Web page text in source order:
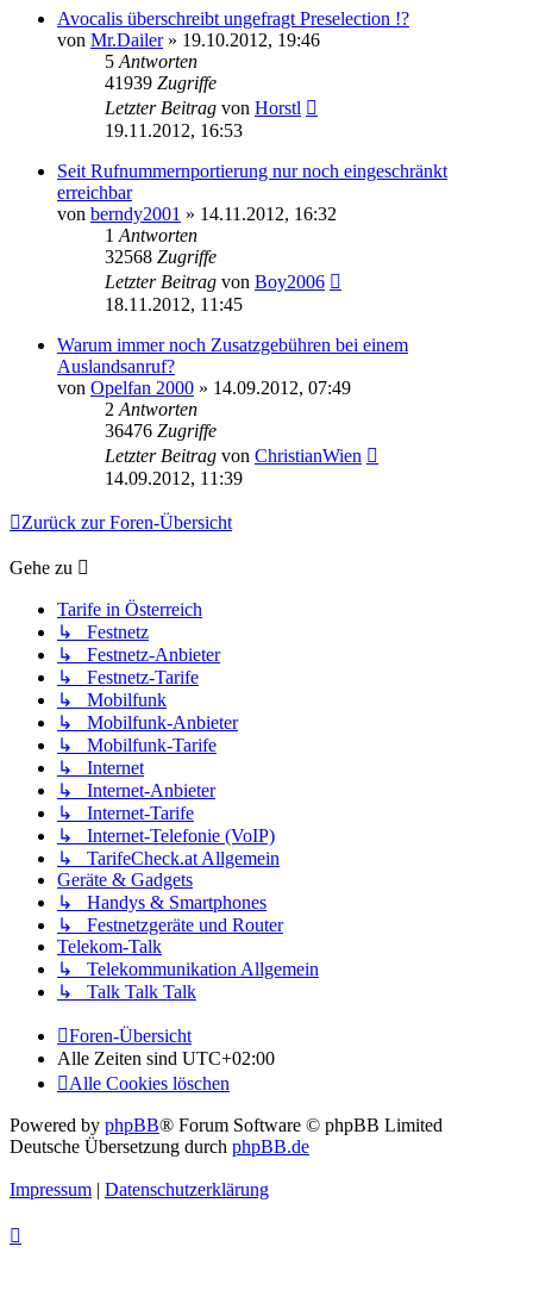
Avocalis überschreibt ungefragt Preselection !?
von Mr.Dailer» 19.10.2012, 19:46
5 Antworten
41939 Zugriffe
Letzter Beitrag von Horstl
19.11.2012, 16:53
Seit Rufnummernportierung nur noch eingeschränkt
erreichbar
von berndy2001 » 14.11.2012, 16:32
1 Antworten
32568 Zugriffe
Letzter Beitrag von Boy2006
18.11.2012, 11:45
Warum immer noch Zusatzgebühren bei einem
Auslandsanruf?
von Opelfan 2000 » 14.09.2012, 07:49
2 Antworten
36476 Zugriffe
Letzter Beitrag von ChristianWien
14.09.2012, 11:39
Zurück zur Foren-Übersicht
Gehe zu
Tarife in Österreich
↳ Festnetz
↳ Festnetz-Anbieter
↳ Festnetz-Tarife
↳ Mobilfunk
↳ Mobilfunk-Anbieter
↳ Mobilfunk-Tarife
↳ Internet
↳ Internet-Anbieter
↳ Internet-Tarife
↳ Internet-Telefonie (VoIP)
↳ TarifeCheck.at Allgemein
Geräte & Gadgets
↳ Handys & Smartphones
↳ Festnetzgeräte und Router
Telekom-Talk
↳ Telekommunikation Allgemein
↳ Talk Talk Talk
Foren-Übersicht
Alle Zeiten sind UTC+02:00
Alle Cookies löschen
Powered by phpBB® Forum Software © phpBB Limited
Deutsche Übersetzung durch phpBB.de
Impressum | Datenschutzerklärung